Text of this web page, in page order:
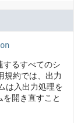
するすべてのシ
規約では、出力
は入出力処理を
開き直すこと